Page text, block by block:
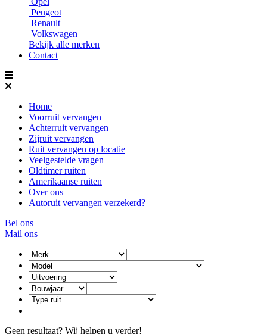
Peugeot
Renault
Volkswagen
Bekijk alle merken
Contact
Home
Voorruit vervangen
Achterruit vervangen
Zijruit vervangen
Ruit vervangen op locatie
Veelgestelde vragen
Oldtimer ruiten
Amerikaanse ruiten
Over ons
Autoruit vervangen verzekerd?
Bel ons
Mail ons
Geen resultaat? Wij helpen u verder!